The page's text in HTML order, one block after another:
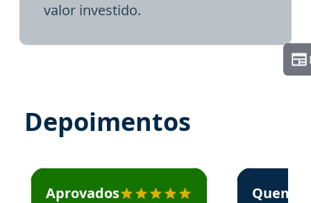
valor investido.
Depoimentos
Estudante José recomenda o Aprova Concursos em
Aprovados
Estudante
Quem